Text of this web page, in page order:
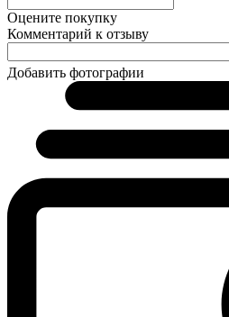
Оцените покупку
Комментарий к отзыву
Добавить фотографии